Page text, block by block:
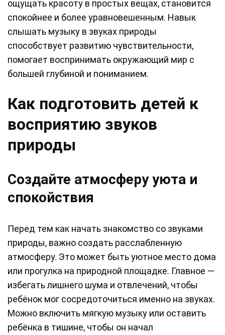
ощущать красоту в простых вещах, становится
спокойнее и более уравновешенным. Навык
слышать музыку в звуках природы
способствует развитию чувствительности,
помогает воспринимать окружающий мир с
большей глубиной и пониманием.
Как подготовить детей к
восприятию звуков
природы
Создайте атмосферу уюта и
спокойствия
Перед тем как начать знакомство со звуками
природы, важно создать расслабленную
атмосферу. Это может быть уютное место дома
или прогулка на природной площадке. Главное —
избегать лишнего шума и отвлечений, чтобы
ребёнок мог сосредоточиться именно на звуках.
Можно включить мягкую музыку или оставить
ребёнка в тишине, чтобы он начал